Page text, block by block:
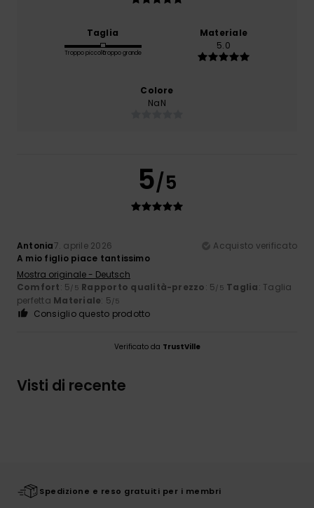
Taglia
Troppo piccoloTroppo grande
Materiale
5.0
Colore
NaN
5/5
Antonia7. aprile 2026
Acquisto verificato
A mio figlio piace tantissimo
Mostra originale - Deutsch
Comfort: 5/5 Rapporto qualità-prezzo: 5/5 Taglia: Taglia
perfetta Materiale: 5/5
Consiglio questo prodotto
Verificato da TrustVille
Visti di recente
Spedizione e reso gratuiti per i membri